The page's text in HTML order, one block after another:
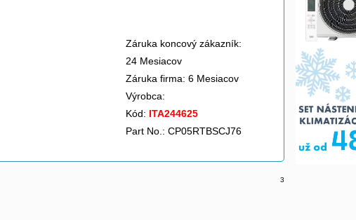
Záruka koncový zákazník:
24 Mesiacov
Záruka firma: 6 Mesiacov
Výrobca:
Kód: ITA244625
Part No.: CP05RTBSCJ76
3